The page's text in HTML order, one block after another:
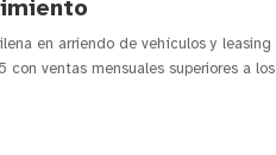
en arriendo de vehículos y leasing
con ventas mensuales superiores a los